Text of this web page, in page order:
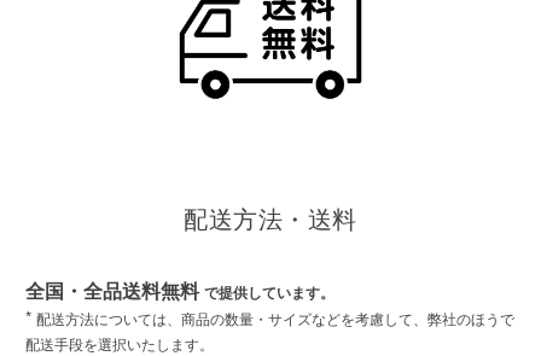
配送方法・送料
全国・全品送料無料 で提供しています。
* 配送方法については、商品の数量・サイズなどを考慮して、弊社のほうで
配送手段を選択いたします。